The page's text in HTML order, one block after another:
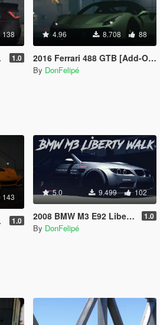
138
1.0
4.96 8.708 88
2016 Ferrari 488 GTB [Add-On | Tuning | Template]
By DonFelipé
143
1.0
5.0 9.499 102
2008 BMW M3 E92 LibertyWalk [HQ|ADDON|LIVERIES|ANALOG/DIGITAL DIALS] 1.0
By DonFelipé